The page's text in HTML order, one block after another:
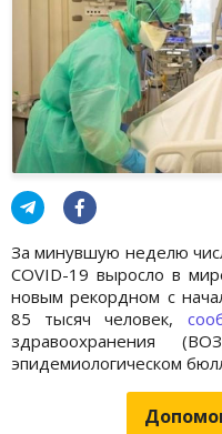
За минувшую неделю
COVID-19 выросло в
новым рекордном с
85 тысяч человек,
здравоохранения
эпидемиологическом